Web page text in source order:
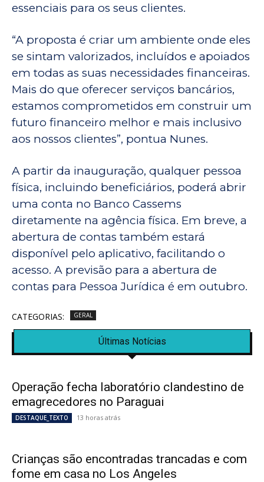
essenciais para os seus clientes.
“A proposta é criar um ambiente onde eles
se sintam valorizados, incluídos e apoiados
em todas as suas necessidades financeiras.
Mais do que oferecer serviços bancários,
estamos comprometidos em construir um
futuro financeiro melhor e mais inclusivo
aos nossos clientes”, pontua Nunes.
A partir da inauguração, qualquer pessoa
física, incluindo beneficiários, poderá abrir
uma conta no Banco Cassems
diretamente na agência física. Em breve, a
abertura de contas também estará
disponível pelo aplicativo, facilitando o
acesso. A previsão para a abertura de
contas para Pessoa Jurídica é em outubro.
CATEGORIAS: GERAL
Últimas Notícias
Operação fecha laboratório clandestino de
emagrecedores no Paraguai
DESTAQUE_TEXTO 13 horas atrás
Crianças são encontradas trancadas e com
fome em casa no Los Angeles